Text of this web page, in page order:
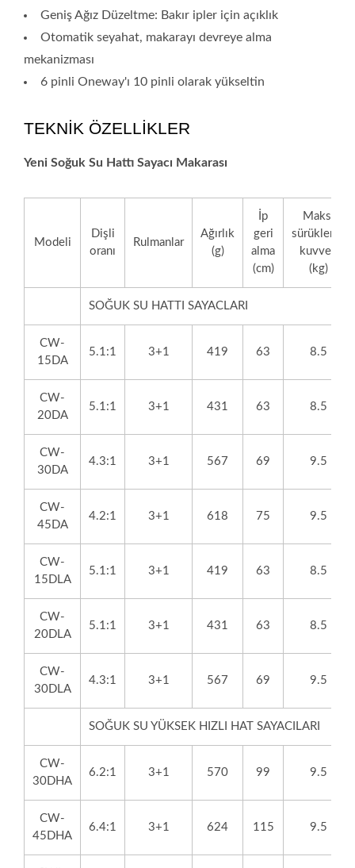
Geniş Ağız Düzeltme: Bakır ipler için açıklık
Otomatik seyahat, makarayı devreye alma
mekanizması
6 pinli Oneway'ı 10 pinli olarak yükseltin
TEKNİK ÖZELLİKLER
Yeni Soğuk Su Hattı Sayacı Makarası
Modeli
Dişli
oranı
Rulmanlar
Ağırlık
(g)
İp
geri
alma
(cm)
Maks.
sürükleme
kuvveti
(kg)
SOĞUK SU HATTI SAYACLARI
CW-
15DA
5.1:1 3+1 419 63 8.5
CW-
20DA
5.1:1 3+1 431 63 8.5
CW-
30DA
4.3:1 3+1 567 69 9.5
CW-
45DA
4.2:1 3+1 618 75 9.5
CW-
15DLA
5.1:1 3+1 419 63 8.5
CW-
20DLA
5.1:1 3+1 431 63 8.5
CW-
30DLA
4.3:1 3+1 567 69 9.5
SOĞUK SU YÜKSEK HIZLI HAT SAYACILARI
CW-
30DHA
6.2:1 3+1 570 99 9.5
CW-
45DHA
6.4:1 3+1 624 115 9.5